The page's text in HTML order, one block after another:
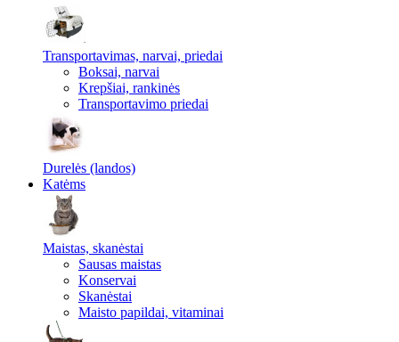
Transportavimas, narvai, priedai
Boksai, narvai
Krepšiai, rankinės
Transportavimo priedai
Durelės (landos)
Katėms
Maistas, skanėstai
Sausas maistas
Konservai
Skanėstai
Maisto papildai, vitaminai